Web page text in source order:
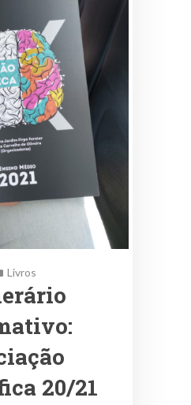
Livros
20/21